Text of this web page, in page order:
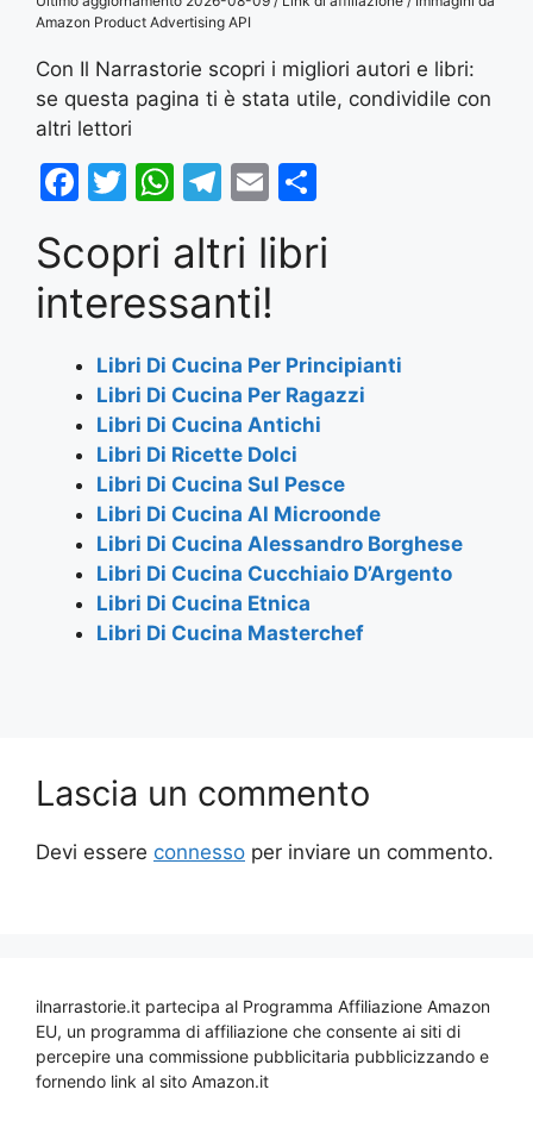
Amazon Product Advertising API
Con Il Narrastorie scopri i migliori autori e libri:
se questa pagina ti è stata utile, condividile con
altri lettori
F
c
e
b
o
o
k
T
itt
er
W
at
s
A
p
p
T
e
gr
a
m
E
ai
l
ar
Scopri altri libri
interessanti!
Libri Di Cucina Per Principianti
Libri Di Cucina Per Ragazzi
Libri Di Cucina Antichi
Libri Di Ricette Dolci
Libri Di Cucina Sul Pesce
Libri Di Cucina Al Microonde
Libri Di Cucina Alessandro Borghese
Libri Di Cucina Cucchiaio D’Argento
Libri Di Cucina Etnica
Libri Di Cucina Masterchef
Lascia un commento
Devi essere connesso per inviare un commento.
ilnarrastorie.it partecipa al Programma Affiliazione Amazon
EU, un programma di affiliazione che consente ai siti di
percepire una commissione pubblicitaria pubblicizzando e
fornendo link al sito Amazon.it